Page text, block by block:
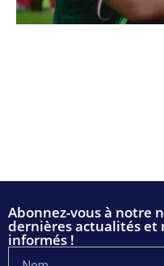
Abonnez-vous à notre
dernières actualités et
informés !